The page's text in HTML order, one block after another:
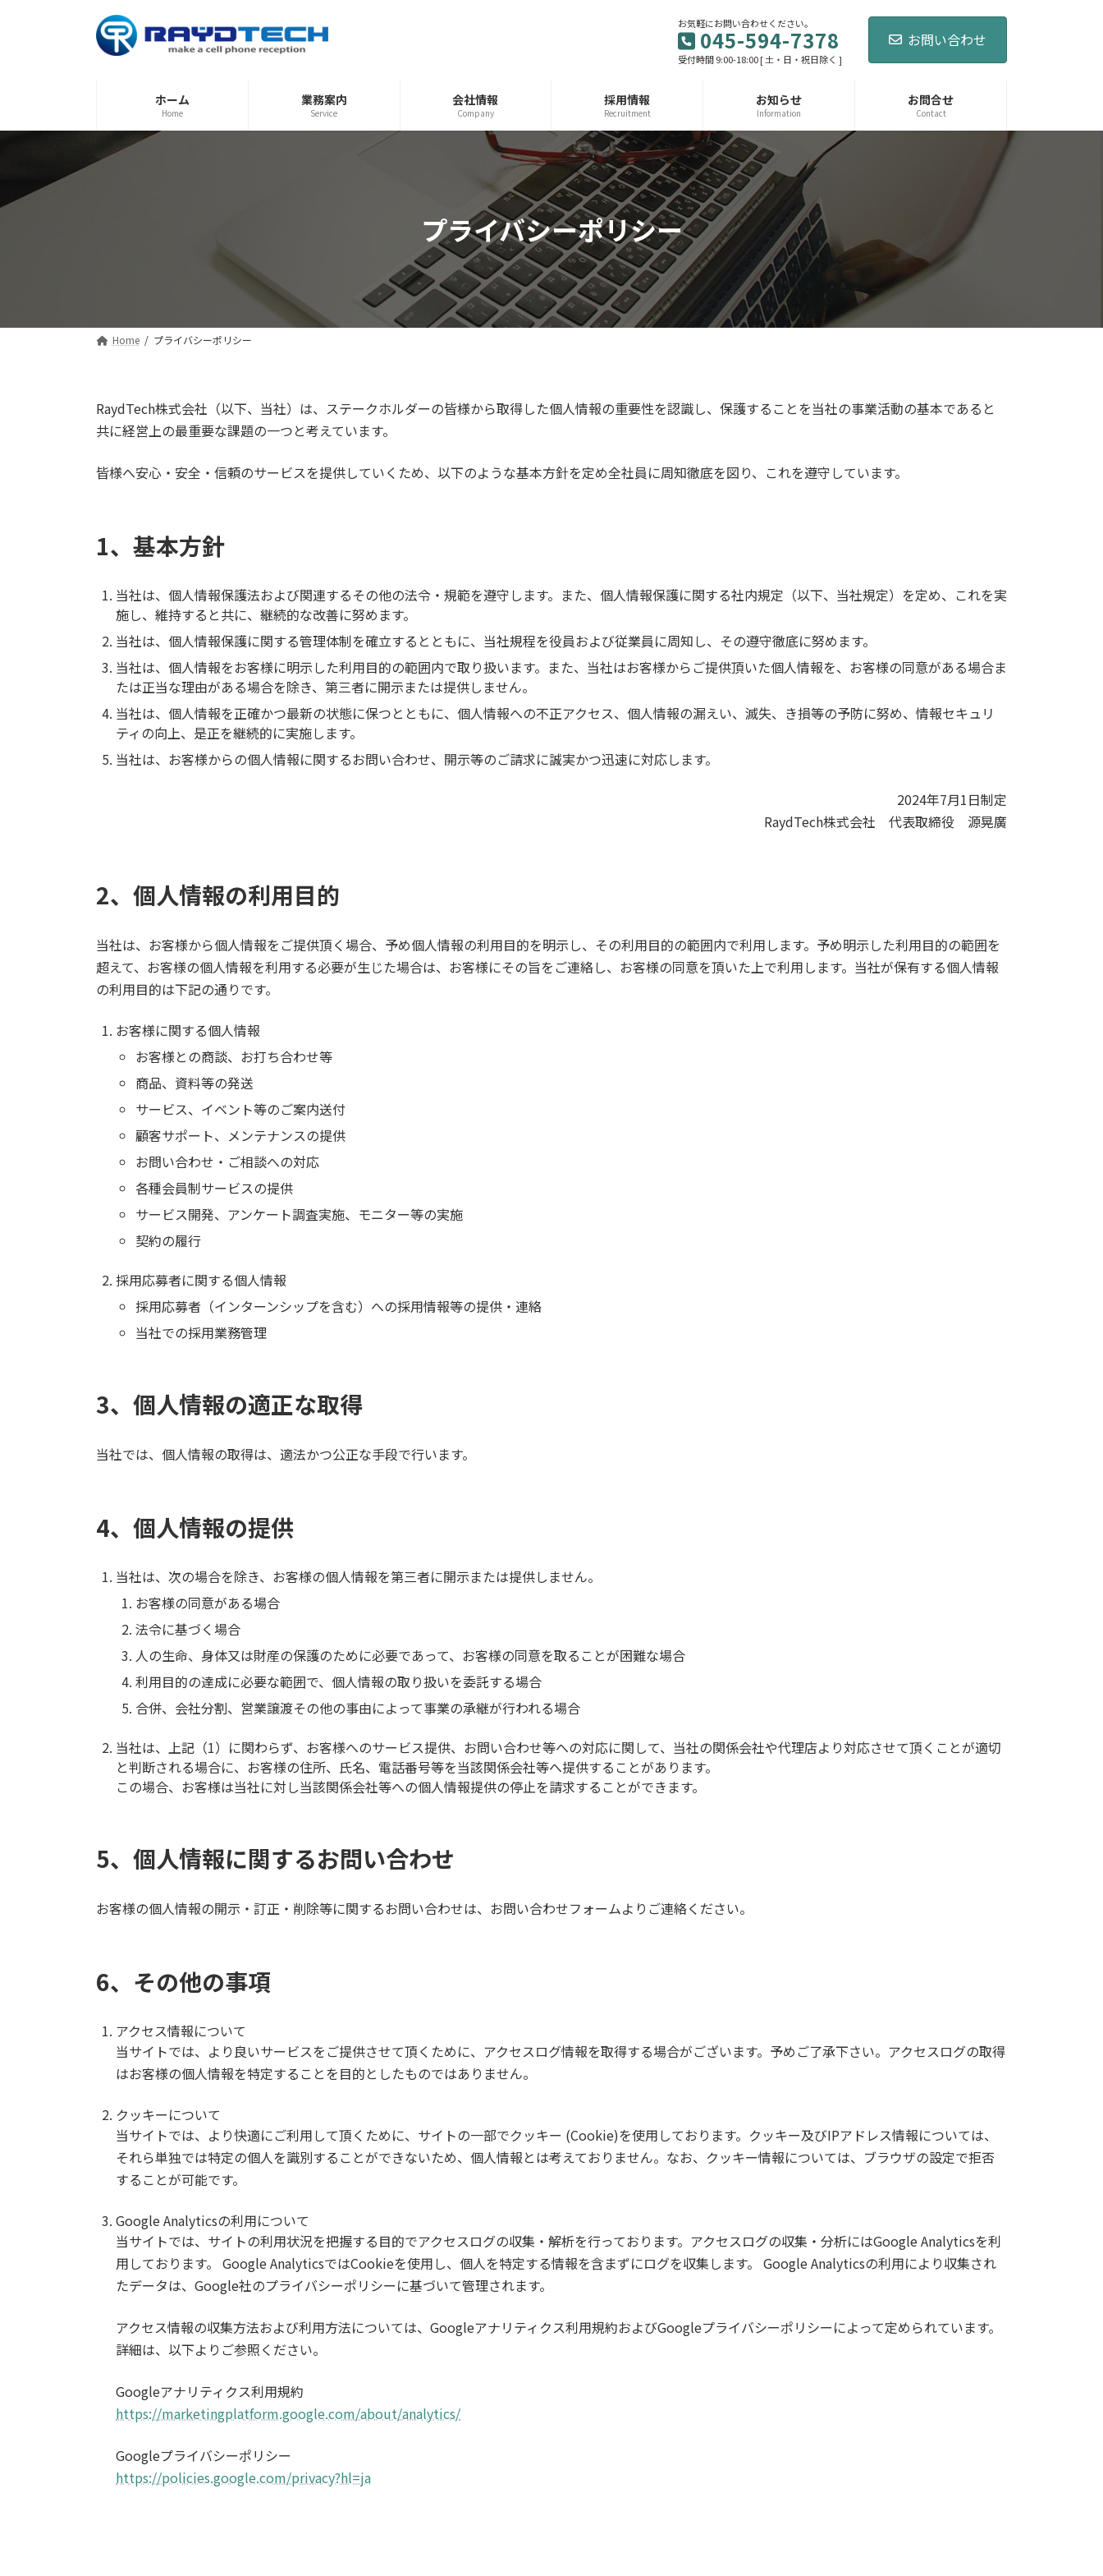
ス
ン
お気軽にお問い合わせください。
045-594-7378
受付時間 9:00-18:00 [ 土・日・祝日除く ]
お問い合わせ
ホーム
Home
業務案内
Service
会社情報
Company
採用情報
Recruitment
お知らせ
Information
お問合せ
Contact
プライバシーポリシー
Home プライバシーポリシー
RaydTech株式会社（以下、当社）は、ステークホルダーの皆様から取得した個人情報の重要性を認識し、保護することを当社の事業活動の基本であると
共に経営上の最重要な課題の一つと考えています。
皆様へ安心・安全・信頼のサービスを提供していくため、以下のような基本方針を定め全社員に周知徹底を図り、これを遵守しています。
1、基本方針
当社は、個人情報保護法および関連するその他の法令・規範を遵守します。また、個人情報保護に関する社内規定（以下、当社規定）を定め、これを実
施し、維持すると共に、継続的な改善に努めます。
当社は、個人情報保護に関する管理体制を確立するとともに、当社規程を役員および従業員に周知し、その遵守徹底に努めます。
当社は、個人情報をお客様に明示した利用目的の範囲内で取り扱います。また、当社はお客様からご提供頂いた個人情報を、お客様の同意がある場合ま
たは正当な理由がある場合を除き、第三者に開示または提供しません。
当社は、個人情報を正確かつ最新の状態に保つとともに、個人情報への不正アクセス、個人情報の漏えい、滅失、き損等の予防に努め、情報セキュリ
ティの向上、是正を継続的に実施します。
当社は、お客様からの個人情報に関するお問い合わせ、開示等のご請求に誠実かつ迅速に対応します。
2024年7月1日制定
RaydTech株式会社 代表取締役 源晃廣
2、個人情報の利用目的
当社は、お客様から個人情報をご提供頂く場合、予め個人情報の利用目的を明示し、その利用目的の範囲内で利用します。予め明示した利用目的の範囲を
超えて、お客様の個人情報を利用する必要が生じた場合は、お客様にその旨をご連絡し、お客様の同意を頂いた上で利用します。当社が保有する個人情報
の利用目的は下記の通りです。
お客様に関する個人情報
お客様との商談、お打ち合わせ等
商品、資料等の発送
サービス、イベント等のご案内送付
顧客サポート、メンテナンスの提供
お問い合わせ・ご相談への対応
各種会員制サービスの提供
サービス開発、アンケート調査実施、モニター等の実施
契約の履行
採用応募者に関する個人情報
採用応募者（インターンシップを含む）への採用情報等の提供・連絡
当社での採用業務管理
3、個人情報の適正な取得
当社では、個人情報の取得は、適法かつ公正な手段で行います。
4、個人情報の提供
当社は、次の場合を除き、お客様の個人情報を第三者に開示または提供しません。
お客様の同意がある場合
法令に基づく場合
人の生命、身体又は財産の保護のために必要であって、お客様の同意を取ることが困難な場合
利用目的の達成に必要な範囲で、個人情報の取り扱いを委託する場合
合併、会社分割、営業譲渡その他の事由によって事業の承継が行われる場合
当社は、上記（1）に関わらず、お客様へのサービス提供、お問い合わせ等への対応に関して、当社の関係会社や代理店より対応させて頂くことが適切
と判断される場合に、お客様の住所、氏名、電話番号等を当該関係会社等へ提供することがあります。
この場合、お客様は当社に対し当該関係会社等への個人情報提供の停止を請求することができます。
5、個人情報に関するお問い合わせ
お客様の個人情報の開示・訂正・削除等に関するお問い合わせは、お問い合わせフォームよりご連絡ください。
6、その他の事項
アクセス情報について
当サイトでは、より良いサービスをご提供させて頂くために、アクセスログ情報を取得する場合がございます。予めご了承下さい。アクセスログの取得
はお客様の個人情報を特定することを目的としたものではありません。
クッキーについて
当サイトでは、より快適にご利用して頂くために、サイトの一部でクッキー (Cookie)を使用しております。クッキー及びIPアドレス情報については、
それら単独では特定の個人を識別することができないため、個人情報とは考えておりません。なお、クッキー情報については、ブラウザの設定で拒否
することが可能です。
Google Analyticsの利用について
当サイトでは、サイトの利用状況を把握する目的でアクセスログの収集・解析を行っております。アクセスログの収集・分析にはGoogle Analyticsを利
用しております。 Google AnalyticsではCookieを使用し、個人を特定する情報を含まずにログを収集します。 Google Analyticsの利用により収集され
たデータは、Google社のプライバシーポリシーに基づいて管理されます。
アクセス情報の収集方法および利用方法については、Googleアナリティクス利用規約およびGoogleプライバシーポリシーによって定められています。
詳細は、以下よりご参照ください。
Googleアナリティクス利用規約
https://marketingplatform.google.com/about/analytics/
Googleプライバシーポリシー
https://policies.google.com/privacy?hl=ja